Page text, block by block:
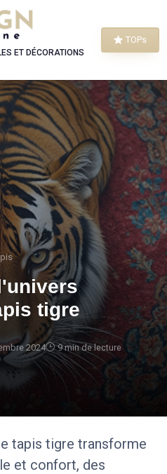
ET DÉCORATIONS
TOPs
tigre
2024 9 min de lecture
tapis tigre transforme
et confort, des